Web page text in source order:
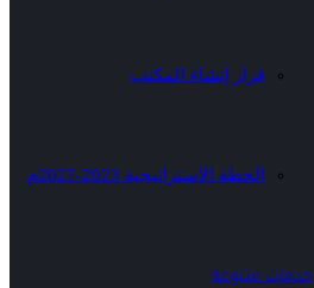
قرار إنشاء المكتب
الخطة الاستراتيجية 2023-2027م
خدمات متنوعة